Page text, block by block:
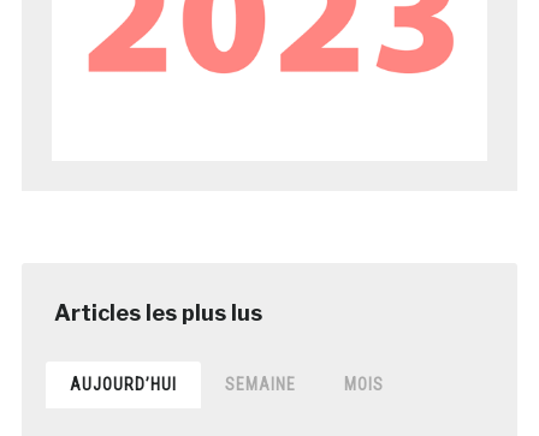
AUJOURD’HUI SEMAINE MOIS